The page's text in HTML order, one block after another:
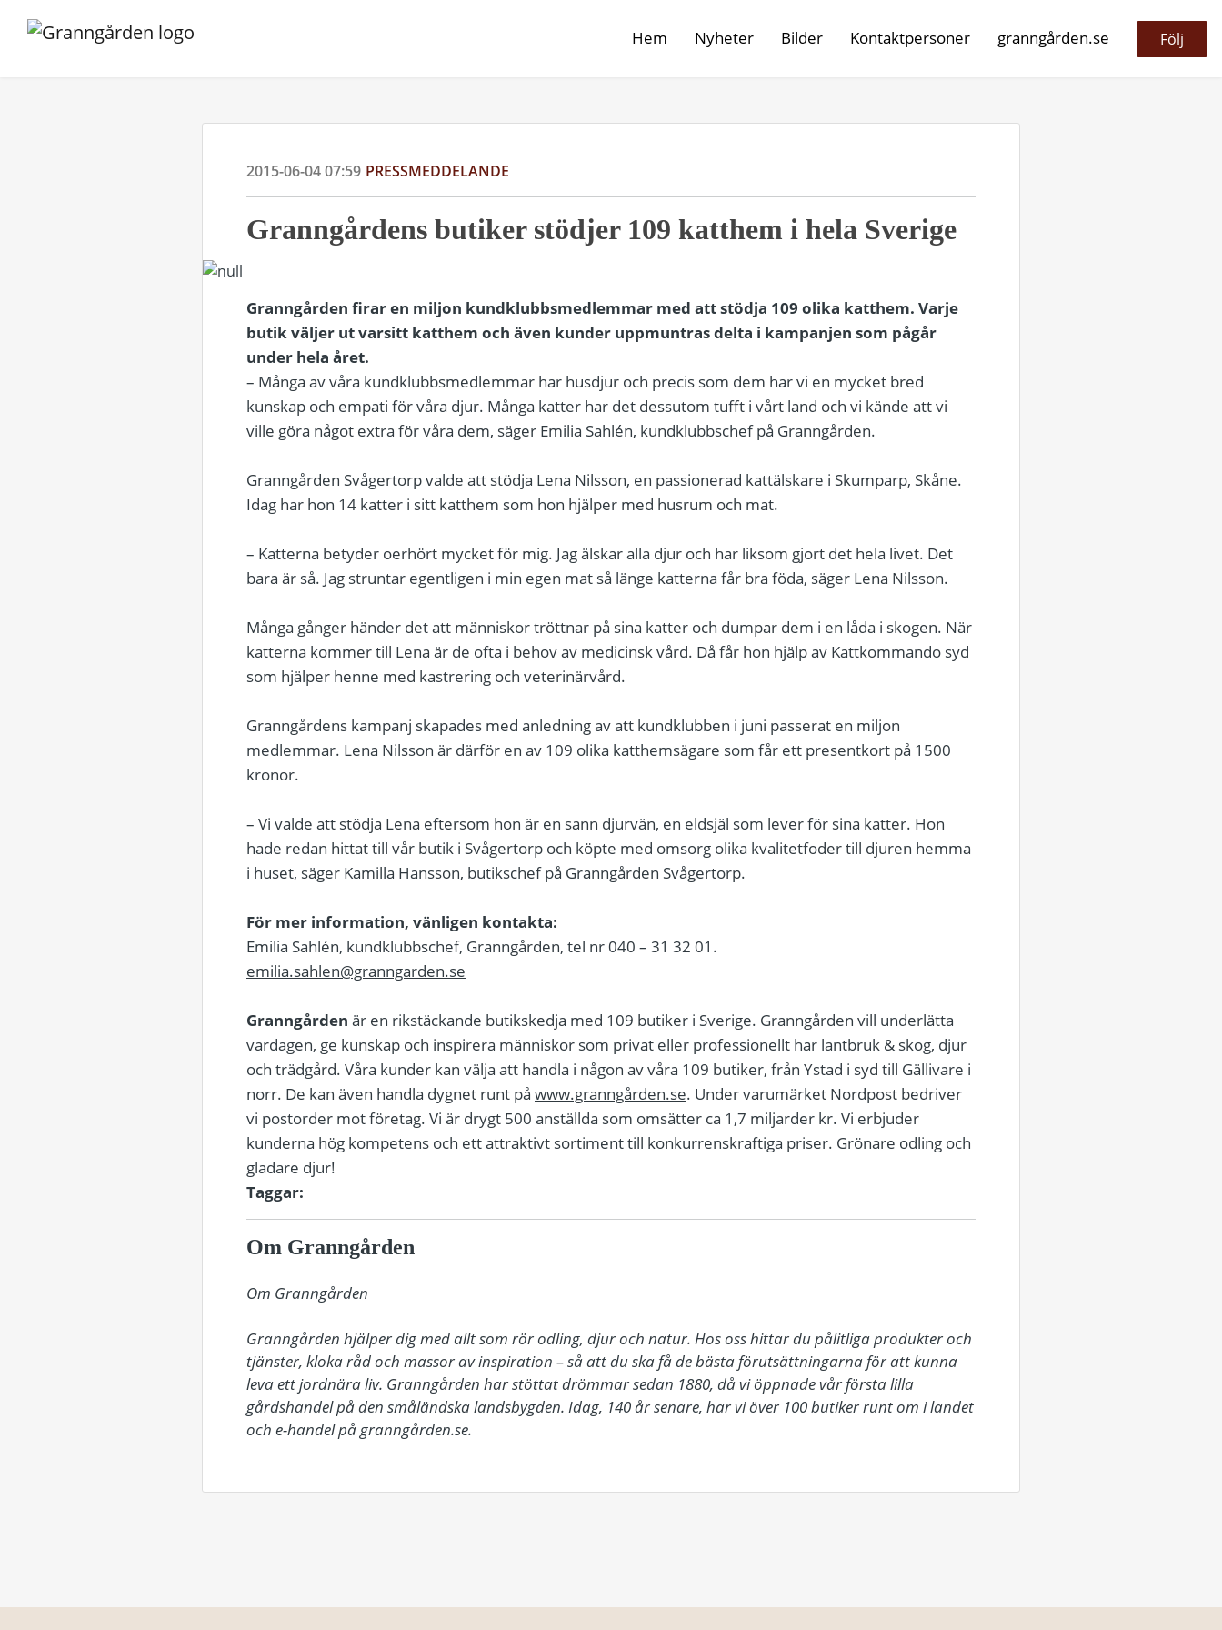
Hem Nyheter Bilder Kontaktpersoner granngården.se Följ
2015-06-04 07:59 PRESSMEDDELANDE
Granngårdens butiker stödjer 109 katthem i hela Sverige
Granngården firar en miljon kundklubbsmedlemmar med att stödja 109 olika katthem. Varje
butik väljer ut varsitt katthem och även kunder uppmuntras delta i kampanjen som pågår
under hela året.
– Många av våra kundklubbsmedlemmar har husdjur och precis som dem har vi en mycket bred
kunskap och empati för våra djur. Många katter har det dessutom tufft i vårt land och vi kände att vi
ville göra något extra för våra dem, säger Emilia Sahlén, kundklubbschef på Granngården.
Granngården Svågertorp valde att stödja Lena Nilsson, en passionerad kattälskare i Skumparp, Skåne.
Idag har hon 14 katter i sitt katthem som hon hjälper med husrum och mat.
– Katterna betyder oerhört mycket för mig. Jag älskar alla djur och har liksom gjort det hela livet. Det
bara är så. Jag struntar egentligen i min egen mat så länge katterna får bra föda, säger Lena Nilsson.
Många gånger händer det att människor tröttnar på sina katter och dumpar dem i en låda i skogen. När
katterna kommer till Lena är de ofta i behov av medicinsk vård. Då får hon hjälp av Kattkommando syd
som hjälper henne med kastrering och veterinärvård.
Granngårdens kampanj skapades med anledning av att kundklubben i juni passerat en miljon
medlemmar. Lena Nilsson är därför en av 109 olika katthemsägare som får ett presentkort på 1500
kronor.
– Vi valde att stödja Lena eftersom hon är en sann djurvän, en eldsjäl som lever för sina katter. Hon
hade redan hittat till vår butik i Svågertorp och köpte med omsorg olika kvalitetfoder till djuren hemma
i huset, säger Kamilla Hansson, butikschef på Granngården Svågertorp.
För mer information, vänligen kontakta:
Emilia Sahlén, kundklubbschef, Granngården, tel nr 040 – 31 32 01.
emilia.sahlen@granngarden.se
Granngården är en rikstäckande butikskedja med 109 butiker i Sverige. Granngården vill underlätta
vardagen, ge kunskap och inspirera människor som privat eller professionellt har lantbruk & skog, djur
och trädgård. Våra kunder kan välja att handla i någon av våra 109 butiker, från Ystad i syd till Gällivare i
norr. De kan även handla dygnet runt på www.granngården.se. Under varumärket Nordpost bedriver
vi postorder mot företag. Vi är drygt 500 anställda som omsätter ca 1,7 miljarder kr. Vi erbjuder
kunderna hög kompetens och ett attraktivt sortiment till konkurrenskraftiga priser. Grönare odling och
gladare djur!
Taggar:
Om Granngården
Om Granngården
Granngården hjälper dig med allt som rör odling, djur och natur. Hos oss hittar du pålitliga produkter och
tjänster, kloka råd och massor av inspiration – så att du ska få de bästa förutsättningarna för att kunna
leva ett jordnära liv. Granngården har stöttat drömmar sedan 1880, då vi öppnade vår första lilla
gårdshandel på den småländska landsbygden. Idag, 140 år senare, har vi över 100 butiker runt om i landet
och e-handel på granngården.se.